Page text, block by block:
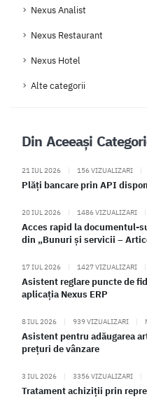
Nexus Analist
Nexus Restaurant
Nexus Hotel
Alte categorii
Din Aceeași
21 IUL 2026 | 156 VIZUALIZARI |
Plăți bancare prin API
20 IUL 2026 | 1486 VIZUALIZARI |
Acces rapid la documentul-
din „Bunuri și servicii –
17 IUL 2026 | 1427 VIZUALIZARI |
Asistent reglare puncte de
aplicația Nexus ERP
8 IUL 2026 | 939 VIZUALIZARI |
Asistent pentru adăugarea
prețuri de vânzare
3 IUL 2026 | 3356 VIZUALIZARI |
Tratament achiziții prin